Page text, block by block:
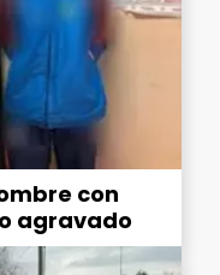
con
agravado